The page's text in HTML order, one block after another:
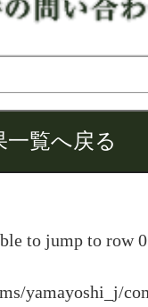
to jump to row
yamayoshi_j/